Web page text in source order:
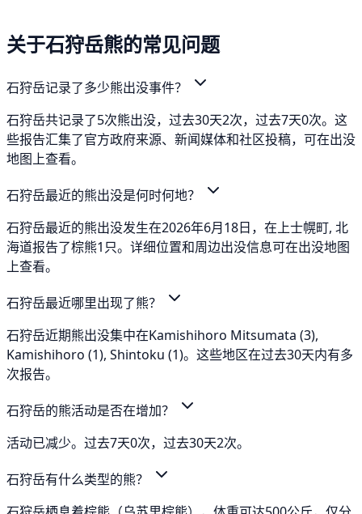
关于石狩岳熊的常见问题
石狩岳记录了多少熊出没事件？
石狩岳共记录了5次熊出没，过去30天2次，过去7天0次。这
些报告汇集了官方政府来源、新闻媒体和社区投稿，可在出没
地图上查看。
石狩岳最近的熊出没是何时何地？
石狩岳最近的熊出没发生在2026年6月18日，在上士幌町, 北
海道报告了棕熊1只。详细位置和周边出没信息可在出没地图
上查看。
石狩岳最近哪里出现了熊？
石狩岳近期熊出没集中在Kamishihoro Mitsumata (3),
Kamishihoro (1), Shintoku (1)。这些地区在过去30天内有多
次报告。
石狩岳的熊活动是否在增加？
活动已减少。过去7天0次，过去30天2次。
石狩岳有什么类型的熊？